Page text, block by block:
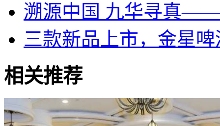
溯源中国 九华寻真
三款新品上市，金星啤
相关推荐